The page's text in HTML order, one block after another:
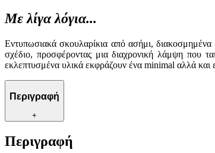
Με λίγα λόγια...
Εντυπωσιακά σκουλαρίκια από ασήμι, διακοσμημένα
σχέδιο, προσφέροντας μια διαχρονική λάμψη που
εκλεπτυσμένα υλικά εκφράζουν ένα minimal αλλά
Περιγραφή
+
Περιγραφή